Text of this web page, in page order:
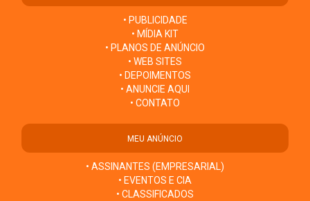
• PUBLICIDADE
• MÍDIA KIT
• PLANOS DE ANÚNCIO
• WEB SITES
• DEPOIMENTOS
• ANUNCIE AQUI
• CONTATO
MEU ANÚNCIO
• ASSINANTES (EMPRESARIAL)
• EVENTOS E CIA
• CLASSIFICADOS